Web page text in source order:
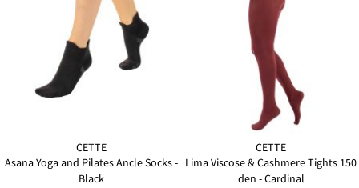
CETTE
Asana Yoga and Pilates Ancle Socks -
Black
CETTE
Lima Viscose & Cashmere Tights 150
den - Cardinal